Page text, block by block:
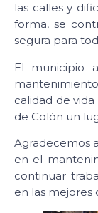
las calles y
forma, se
segura para
El municipio
calidad de
de Colón un
Agradecemos
en el
continuar
en las mejores